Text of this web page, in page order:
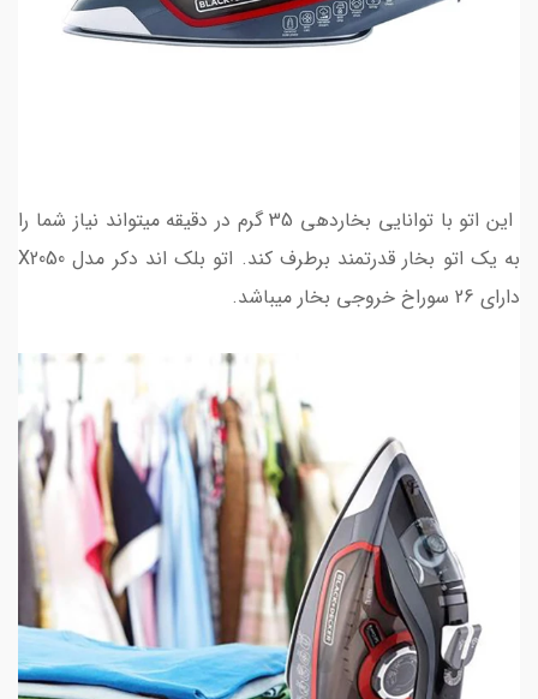
این اتو با توانایی بخاردهی 35 گرم در دقیقه میتواند نیاز شما را
به یک اتو بخار قدرتمند برطرف کند. اتو بلک اند دکر مدل X2050
دارای 26 سوراخ خروجی بخار میباشد.